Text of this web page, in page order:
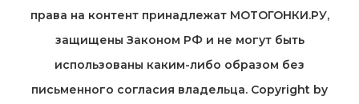
права на контент принадлежат МОТОГОНКИ.РУ,
защищены Законом РФ и не могут быть
использованы каким-либо образом без
письменного согласия владельца. Copyright by